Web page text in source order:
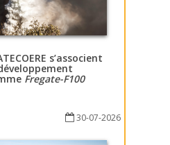
s’associent
Fregate-F100
30-07-2026